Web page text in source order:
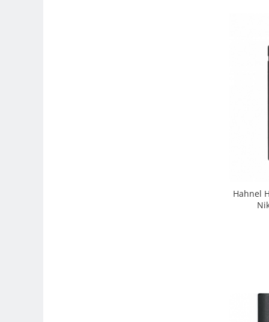
Hahnel